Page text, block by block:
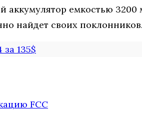
емкостью
найдет своих поклонников.
135$
FCC